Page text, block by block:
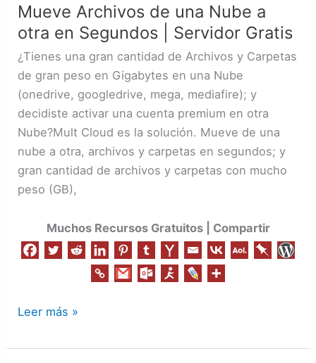
Mueve Archivos de una Nube a
otra en Segundos | Servidor Gratis
¿Tienes una gran cantidad de Archivos y Carpetas
de gran peso en Gigabytes en una Nube
(onedrive, googledrive, mega, mediafire); y
decidiste activar una cuenta premium en otra
Nube?Mult Cloud es la solución. Mueve de una
nube a otra, archivos y carpetas en segundos; y
gran cantidad de archivos y carpetas con mucho
peso (GB),
Muchos Recursos Gratuitos | Compartir
de
una
Nube
a
otra
en
Segundos
Leer más »